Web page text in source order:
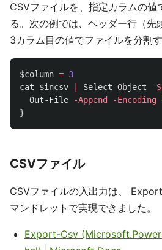
CSVファイルを、指定カラムの値
る。次の例では、ヘッダー行（先
3カラム目の値でファイルを分割す
$column = 3
cat
$incsv Select-Object -
Out-File
-Append -Encoding
}
CSVファイル
CSVファイルの入出力は、
マンドレットで実現できました。
Export-Csv